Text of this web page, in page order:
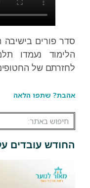
הלימוד נעמדו
לחזרתם של
אהבת? שתפו הלאה
החודש עובדים